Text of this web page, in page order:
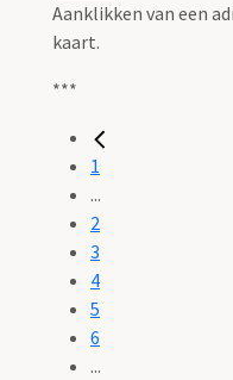
Aanklikken van een
kaart.
***
1
...
2
3
4
5
6
...